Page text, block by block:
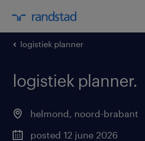
logistiek planner
logistiek planner.
helmond, noord-brabant
posted 12 june 2026